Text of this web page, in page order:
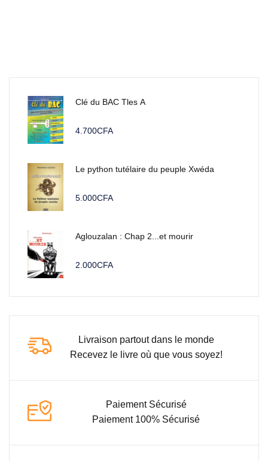
Clé du BAC Tles A
4.700CFA
Le python tutélaire du peuple Xwéda
5.000CFA
Aglouzalan : Chap 2...et mourir
2.000CFA
Livraison partout dans le monde
Recevez le livre où que vous soyez!
Paiement Sécurisé
Paiement 100% Sécurisé